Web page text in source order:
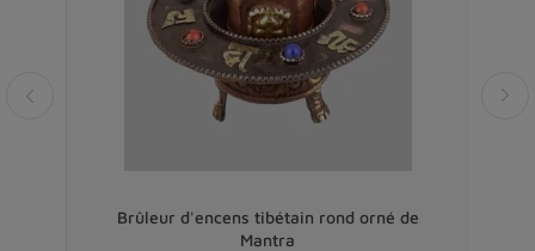
Brûleur d'encens tibétain rond orné de
Mantra